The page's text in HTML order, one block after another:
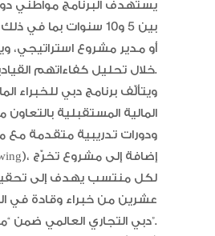
بين 5 و10 سنوات
أو مدير مشروع استراتيجي،
خلال تحليل كفاءاتهم القيادية والمالية بشكل شامل.
المالية المستقبلية
ودورات تدريبية متقدمة مع
لكل منتسب يهدف إلى
عشرين من خبراء وقادة في
دبي التجاري العالمي ضمن “ملتقى محمد بن راشد للقادة 2025”.